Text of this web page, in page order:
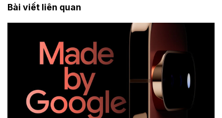
Bài viết liên quan